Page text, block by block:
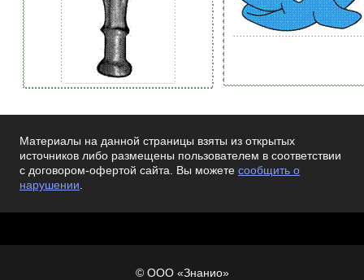
Материалы на данной страницы взяты из открытых
источников либо размещены пользователем в соответствии
с договором-офертой сайта. Вы можете сообщить о
нарушении.
© ООО «Знанио»